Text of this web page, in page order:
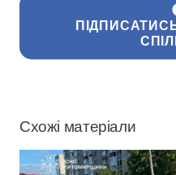
Схожі матеріали